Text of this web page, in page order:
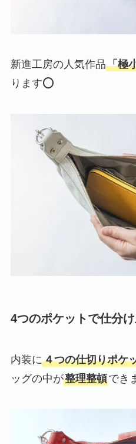
新進工房の人気作品「極
ります⭕
4つのポケットで仕分け
内装に４つの仕切りポケ
ッグの中が整理整頓でき